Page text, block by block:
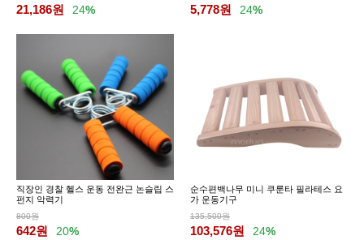
21,186원 24% 5,778원 24%
직장인 경찰 헬스 운동 전완근 논슬립 스
펀지 악력기
800원
642원 20%
순수편백나무 미니 쿠룬타 필라테스 요
가 운동기구
135,500원
103,576원 24%